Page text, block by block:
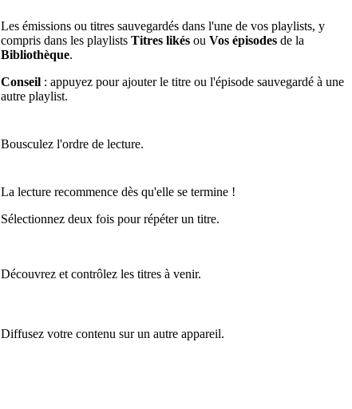
Les émissions ou titres sauvegardés dans l'une de vos playlists, y
compris dans les playlists Titres likés ou Vos épisodes de la
Bibliothèque.
Conseil : appuyez pour ajouter le titre ou l'épisode sauvegardé à une
autre playlist.
Bousculez l'ordre de lecture.
La lecture recommence dès qu'elle se termine !
Sélectionnez deux fois pour répéter un titre.
Découvrez et contrôlez les titres à venir.
Diffusez votre contenu sur un autre appareil.